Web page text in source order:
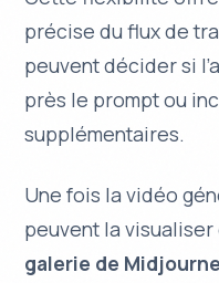
précise du flux de
peuvent décider si
près le promptou
supplémentaires.
Une fois la vidéo
peuvent la
galerie de